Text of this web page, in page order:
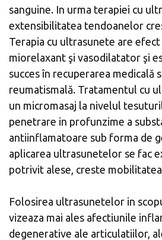
sanguine. In urma terapiei cu
extensibilitatea tendoanelor
Terapia cu ultrasunete are efect
miorelaxant şi vasodilatator şi
succes în recuperarea medicală
reumatismală. Tratamentul cu
un micromasaj la nivelul
penetrare in profunzime a
antiinflamatoare sub forma de
aplicarea ultrasunetelor se fac
potrivit alese, creste
Folosirea ultrasunetelor in
vizeaza mai ales afectiunile
degenerative ale articulatiilor,